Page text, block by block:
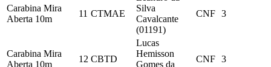
Carabina Mira
Aberta 10m
11 CTMAE
Silva
Cavalcante
(01191)
CNF 3
Carabina Mira
Aberta 10m
12 CBTD
Lucas
Hemisson
Gomes da
CNF 3